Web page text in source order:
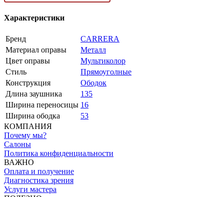
Характеристики
Бренд
CARRERA
Материал оправы
Металл
Цвет оправы
Мультиколор
Стиль
Прямоуголные
Конструкция
Ободок
Длина заушника
135
Ширина переносицы 16
Ширина ободка
53
КОМПАНИЯ
Почему мы?
Салоны
Политика конфиденциальности
ВАЖНО
Оплата и получение
Диагностика зрения
Услуги мастера